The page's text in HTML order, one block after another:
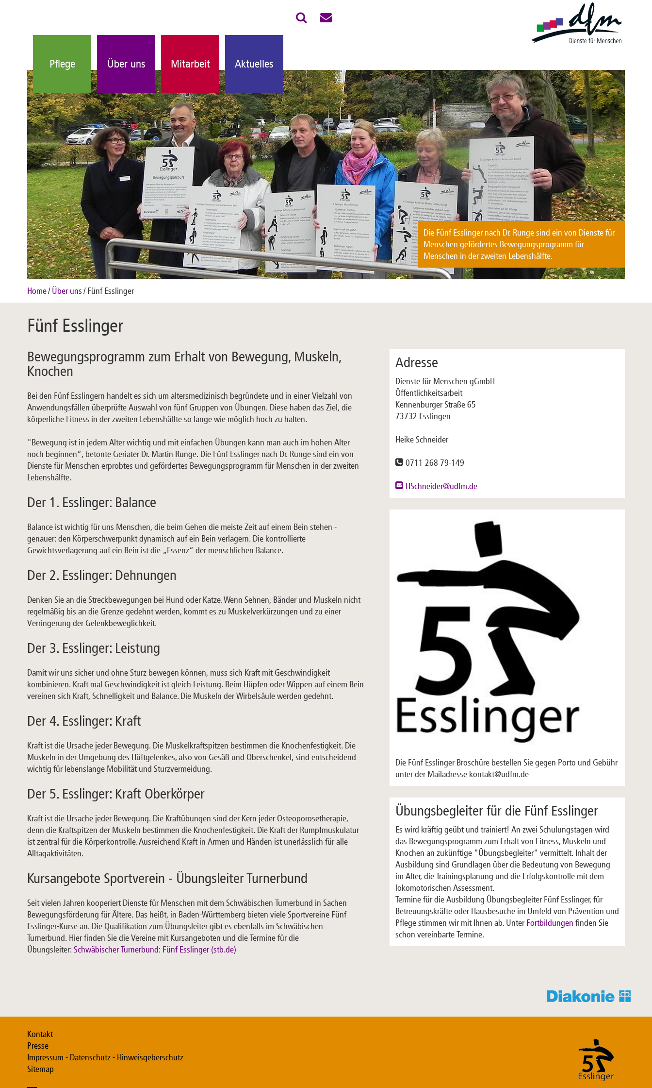
Pflege Über uns Mitarbeit Aktuelles
Die Fünf Esslinger nach Dr. Runge sind ein von Dienste für
Menschen gefördertes Bewegungsprogramm für
Menschen in der zweiten Lebenshälfte.
Home Über uns Fünf Esslinger
Fünf Esslinger
Bewegungsprogramm zum Erhalt von Bewegung, Muskeln,
Knochen
Bei den Fünf Esslingern handelt es sich um altersmedizinisch begründete und in einer Vielzahl von
Anwendungsfällen überprüfte Auswahl von fünf Gruppen von Übungen. Diese haben das Ziel, die
körperliche Fitness in der zweiten Lebenshälfte so lange wie möglich hoch zu halten.
"Bewegung ist in jedem Alter wichtig und mit einfachen Übungen kann man auch im hohen Alter
noch beginnen“, betonte Geriater Dr. Martin Runge. Die Fünf Esslinger nach Dr. Runge sind ein von
Dienste für Menschen erprobtes und gefördertes Bewegungsprogramm für Menschen in der zweiten
Lebenshälfte.
Der 1. Esslinger: Balance
Balance ist wichtig für uns Menschen, die beim Gehen die meiste Zeit auf einem Bein stehen -
genauer: den Körperschwerpunkt dynamisch auf ein Bein verlagern. Die kontrollierte
Gewichtsverlagerung auf ein Bein ist die „Essenz“ der menschlichen Balance.
Der 2. Esslinger: Dehnungen
Denken Sie an die Streckbewegungen bei Hund oder Katze. Wenn Sehnen, Bänder und Muskeln nicht
regelmäßig bis an die Grenze gedehnt werden, kommt es zu Muskelverkürzungen und zu einer
Verringerung der Gelenkbeweglichkeit.
Der 3. Esslinger: Leistung
Damit wir uns sicher und ohne Sturz bewegen können, muss sich Kraft mit Geschwindigkeit
kombinieren. Kraft mal Geschwindigkeit ist gleich Leistung. Beim Hüpfen oder Wippen auf einem Bein
vereinen sich Kraft, Schnelligkeit und Balance. Die Muskeln der Wirbelsäule werden gedehnt.
Der 4. Esslinger: Kraft
Kraft ist die Ursache jeder Bewegung. Die Muskelkraftspitzen bestimmen die Knochenfestigkeit. Die
Muskeln in der Umgebung des Hüftgelenkes, also von Gesäß und Oberschenkel, sind entscheidend
wichtig für lebenslange Mobilität und Sturzvermeidung.
Der 5. Esslinger: Kraft Oberkörper
Kraft ist die Ursache jeder Bewegung. Die Kraftübungen sind der Kern jeder Osteoporosetherapie,
denn die Kraftspitzen der Muskeln bestimmen die Knochenfestigkeit. Die Kraft der Rumpfmuskulatur
ist zentral für die Körperkontrolle. Ausreichend Kraft in Armen und Händen ist unerlässlich für alle
Alltagaktivitäten.
Kursangebote Sportverein - Übungsleiter Turnerbund
Seit vielen Jahren kooperiert Dienste für Menschen mit dem Schwäbischen Turnerbund in Sachen
Bewegungsförderung für Ältere. Das heißt, in Baden-Württemberg bieten viele Sportvereine Fünf
Esslinger-Kurse an. Die Qualifikation zum Übungsleiter gibt es ebenfalls im Schwäbischen
Turnerbund. Hier finden Sie die Vereine mit Kursangeboten und die Termine für die
Übungsleiter: Schwäbischer Turnerbund: Fünf Esslinger (stb.de)
Adresse
Dienste für Menschen gGmbH
Öffentlichkeitsarbeit
Kennenburger Straße 65
73732 Esslingen
Heike Schneider
0711 268 79-149
HSchneider@udfm.de
Die Fünf Esslinger Broschüre bestellen Sie gegen Porto und Gebühr
unter der Mailadresse kontakt@udfm.de
Übungsbegleiter für die Fünf Esslinger
Es wird kräftig geübt und trainiert! An zwei Schulungstagen wird
das Bewegungsprogramm zum Erhalt von Fitness, Muskeln und
Knochen an zukünftige "Übungsbegleiter" vermittelt. Inhalt der
Ausbildung sind Grundlagen über die Bedeutung von Bewegung
im Alter, die Trainingsplanung und die Erfolgskontrolle mit dem
lokomotorischen Assessment.
Termine für die Ausbildung Übungsbegleiter Fünf Esslinger, für
Betreuungskräfte oder Hausbesuche im Umfeld von Prävention und
Pflege stimmen wir mit Ihnen ab. UnterFortbildungen finden Sie
schon vereinbarte Termine.
Kontakt
Presse
Impressum - Datenschutz - Hinweisgeberschutz
Sitemap